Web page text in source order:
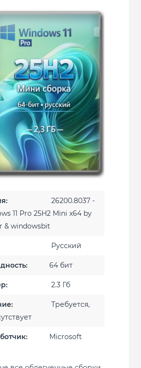
26200.8037 -
11 Pro 25H2 Mini x64 by
& windowsbit
Русский
64 бит
2.3 Гб
Требуется,
Microsoft